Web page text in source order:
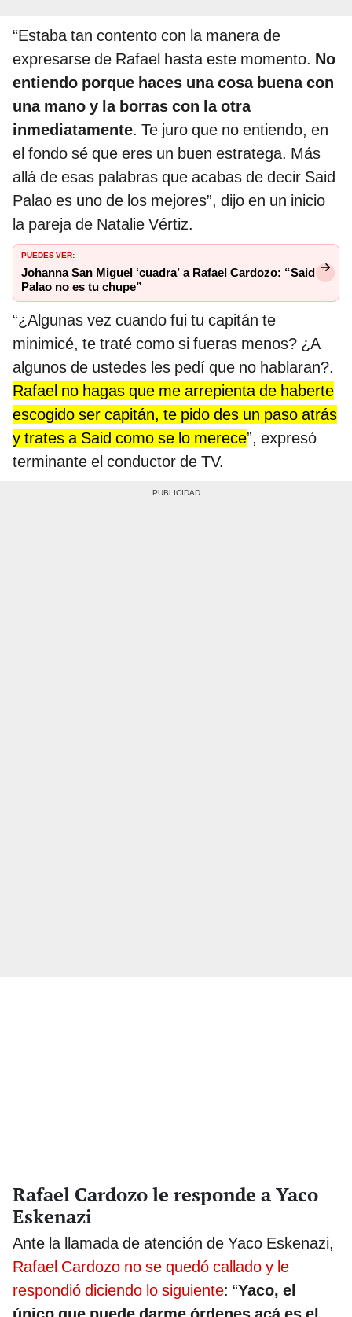
“Estaba tan contento con la manera de
expresarse de Rafael hasta este momento. No
entiendo porque haces una cosa buena con
una mano y la borras con la otra
inmediatamente. Te juro que no entiendo, en
el fondo sé que eres un buen estratega. Más
allá de esas palabras que acabas de decir Said
Palao es uno de los mejores”, dijo en un inicio
la pareja de Natalie Vértiz.
PUEDES VER:
Johanna San Miguel ‘cuadra’ a Rafael Cardozo: “Said
Palao no es tu chupe”
“¿Algunas vez cuando fui tu capitán te
minimicé, te traté como si fueras menos? ¿A
algunos de ustedes les pedí que no hablaran?.
Rafael no hagas que me arrepienta de haberte
escogido ser capitán, te pido des un paso atrás
y trates a Said como se lo merece”, expresó
terminante el conductor de TV.
Rafael Cardozo le responde a Yaco
Eskenazi
Ante la llamada de atención de Yaco Eskenazi,
Rafael Cardozo no se quedó callado y le
respondió diciendo lo siguiente: “Yaco, el